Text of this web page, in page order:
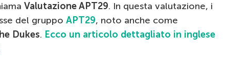
Valutazione APT29. In questa valutazione, i
del gruppo APT29, noto anche come
Dukes. Ecco un articolo dettagliato in inglese